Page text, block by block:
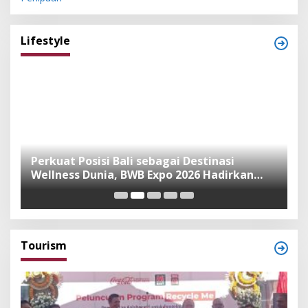
Lifestyle
Perkuat Posisi Bali sebagai Destinasi
Wellness Dunia, BWB Expo 2026 Hadirkan
Exhibitor Nasional dan Global
Tourism